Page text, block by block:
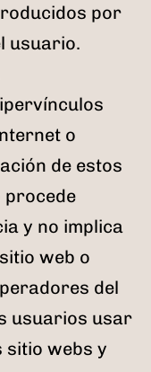
por
usuario.
o
de estos
procede
y no implica
web o
del
usuarios usar
sitio webs y